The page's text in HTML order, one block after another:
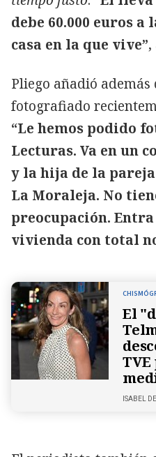
debe 60.000 euros
casa en la que vive”
Pliego añadió además
fotografiado
“Le hemos podido
Lecturas. Va en un
y la hija de la
La Moraleja. No
preocupación.
vivienda con total
El
ISABEL